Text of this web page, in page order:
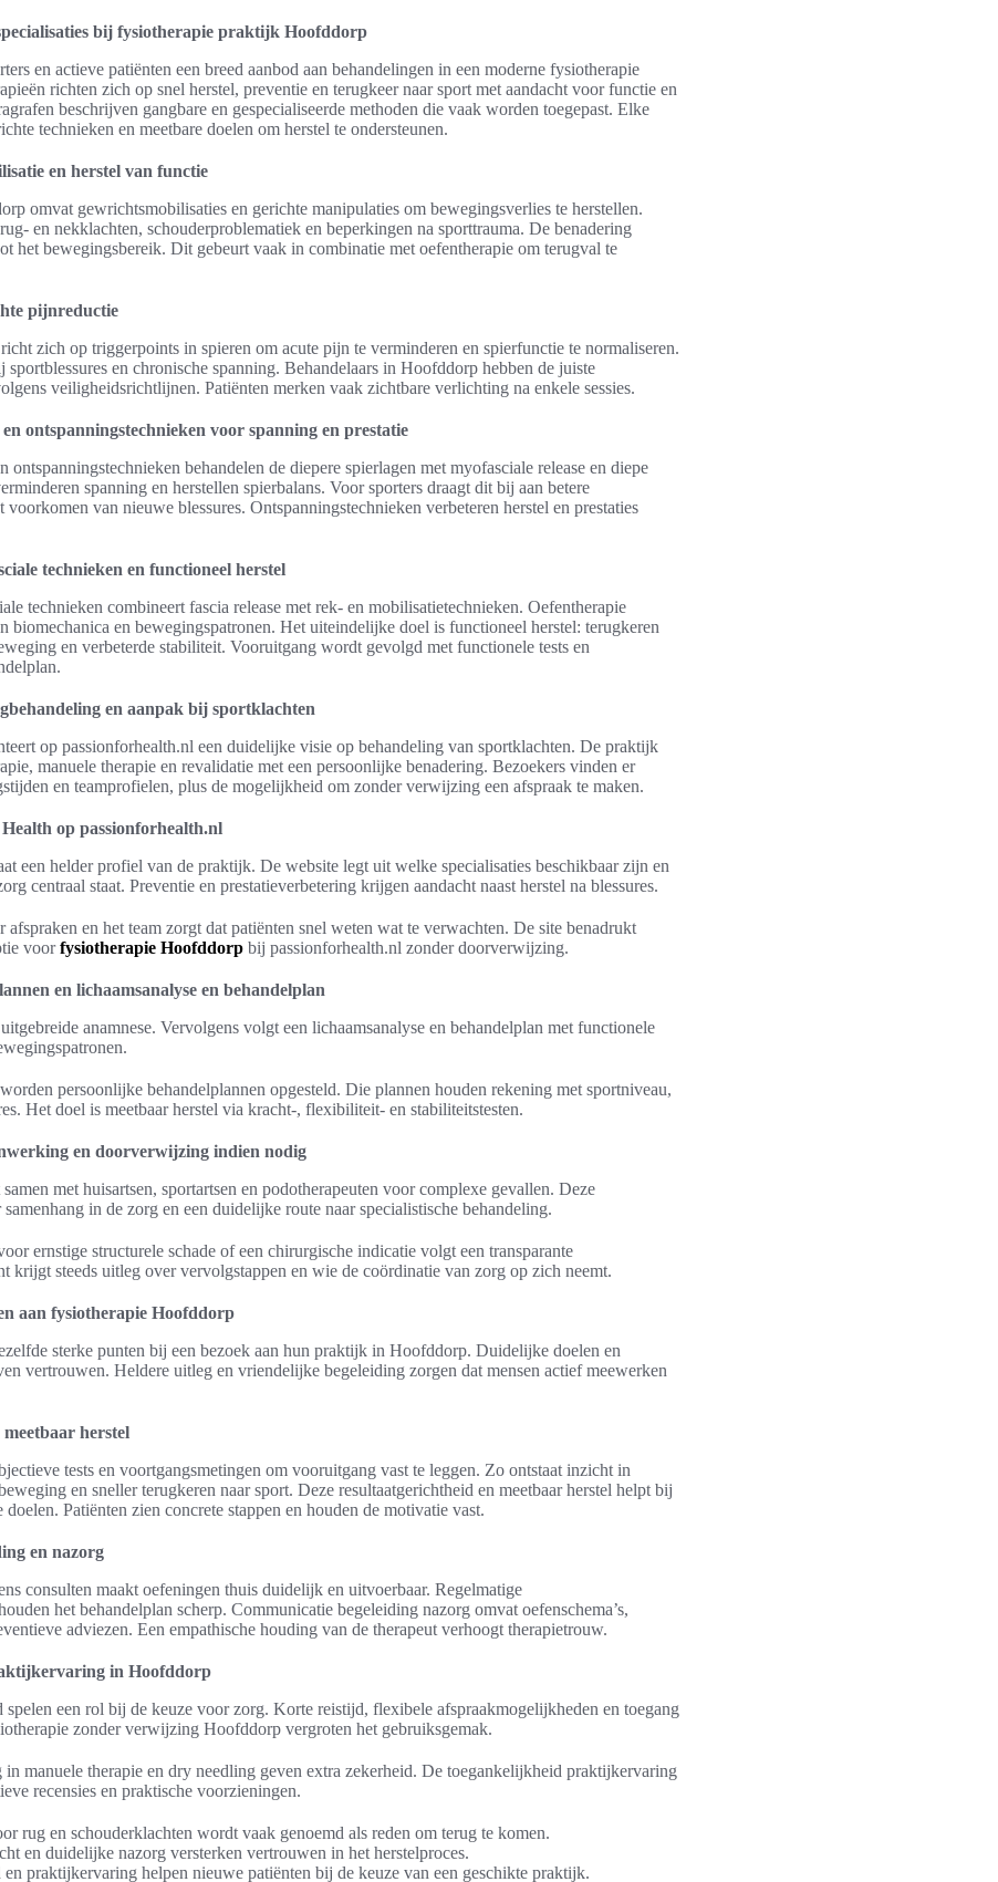
bij fysiotherapie praktijk Hoofddorp
en actieve patiënten een breed aanbod aan behandelingen in een moderne fysiotherapie
richten zich op snel herstel, preventie en terugkeer naar sport met aandacht voor functie en
beschrijven gangbare en gespecialiseerde methoden die vaak worden toegepast. Elke
technieken en meetbare doelen om herstel te ondersteunen.
en herstel van functie
omvat gewrichtsmobilisaties en gerichte manipulaties om bewegingsverlies te herstellen.
en nekklachten, schouderproblematiek en beperkingen na sporttrauma. De benadering
het bewegingsbereik. Dit gebeurt vaak in combinatie met oefentherapie om terugval te
pijnreductie
zich op triggerpoints in spieren om acute pijn te verminderen en spierfunctie te normaliseren.
en chronische spanning. Behandelaars in Hoofddorp hebben de juiste
veiligheidsrichtlijnen. Patiënten merken vaak zichtbare verlichting na enkele sessies.
ontspanningstechnieken voor spanning en prestatie
ontspanningstechnieken behandelen de diepere spierlagen met myofasciale release en diepe
spanning en herstellen spierbalans. Voor sporters draagt dit bij aan betere
van nieuwe blessures. Ontspanningstechnieken verbeteren herstel en prestaties
technieken en functioneel herstel
technieken combineert fascia release met rek- en mobilisatietechnieken. Oefentherapie
biomechanica en bewegingspatronen. Het uiteindelijke doel is functioneel herstel: terugkeren
en verbeterde stabiliteit. Vooruitgang wordt gevolgd met functionele tests en
en aanpak bij sportklachten
op passionforhealth.nl een duidelijke visie op behandeling van sportklachten. De praktijk
manuele therapie en revalidatie met een persoonlijke benadering. Bezoekers vinden er
en teamprofielen, plus de mogelijkheid om zonder verwijzing een afspraak te maken.
op passionforhealth.nl
een helder profiel van de praktijk. De website legt uit welke specialisaties beschikbaar zijn en
centraal staat. Preventie en prestatieverbetering krijgen aandacht naast herstel na blessures.
afspraken en het team zorgt dat patiënten snel weten wat te verwachten. De site benadrukt
voorfysiotherapie Hoofddorp bij passionforhealth.nl zonder doorverwijzing.
en lichaamsanalyse en behandelplan
anamnese. Vervolgens volgt een lichaamsanalyse en behandelplan met functionele
persoonlijke behandelplannen opgesteld. Die plannen houden rekening met sportniveau,
Het doel is meetbaar herstel via kracht-, flexibiliteit- en stabiliteitstesten.
en doorverwijzing indien nodig
met huisartsen, sportartsen en podotherapeuten voor complexe gevallen. Deze
in de zorg en een duidelijke route naar specialistische behandeling.
ernstige structurele schade of een chirurgische indicatie volgt een transparante
krijgt steeds uitleg over vervolgstappen en wie de coördinatie van zorg op zich neemt.
aan fysiotherapie Hoofddorp
sterke punten bij een bezoek aan hun praktijk in Hoofddorp. Duidelijke doelen en
vertrouwen. Heldere uitleg en vriendelijke begeleiding zorgen dat mensen actief meewerken
herstel
tests en voortgangsmetingen om vooruitgang vast te leggen. Zo ontstaat inzicht in
en sneller terugkeren naar sport. Deze resultaatgerichtheid en meetbaar herstel helpt bij
doelen. Patiënten zien concrete stappen en houden de motivatie vast.
en nazorg
consulten maakt oefeningen thuis duidelijk en uitvoerbaar. Regelmatige
het behandelplan scherp. Communicatie begeleiding nazorg omvat oefenschema’s,
adviezen. Een empathische houding van de therapeut verhoogt therapietrouw.
in Hoofddorp
spelen een rol bij de keuze voor zorg. Korte reistijd, flexibele afspraakmogelijkheden en toegang
zonder verwijzing Hoofddorp vergroten het gebruiksgemak.
in manuele therapie en dry needling geven extra zekerheid. De toegankelijkheid praktijkervaring
recensies en praktische voorzieningen.
rug en schouderklachten wordt vaak genoemd als reden om terug te komen.
en duidelijke nazorg versterken vertrouwen in het herstelproces.
praktijkervaring helpen nieuwe patiënten bij de keuze van een geschikte praktijk.